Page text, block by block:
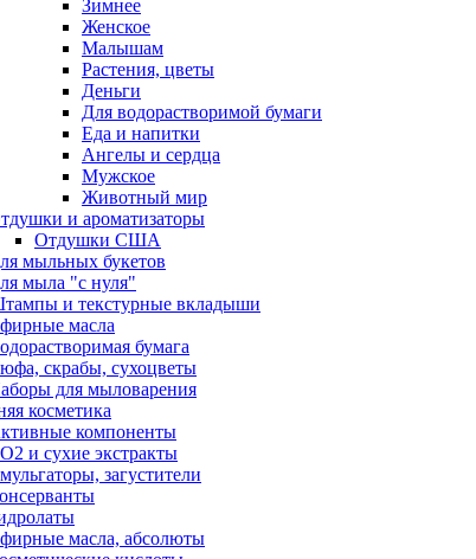
Зимнее
Женское
Малышам
Растения, цветы
Деньги
Для водорастворимой бумаги
Еда и напитки
Ангелы и сердца
Мужское
Животный мир
и ароматизаторы
Отдушки США
мыльных букетов
мыла "с нуля"
и текстурные вкладыши
масла
бумага
скрабы, сухоцветы
для мыловарения
косметика
компоненты
и сухие экстракты
загустители
масла, абсолюты